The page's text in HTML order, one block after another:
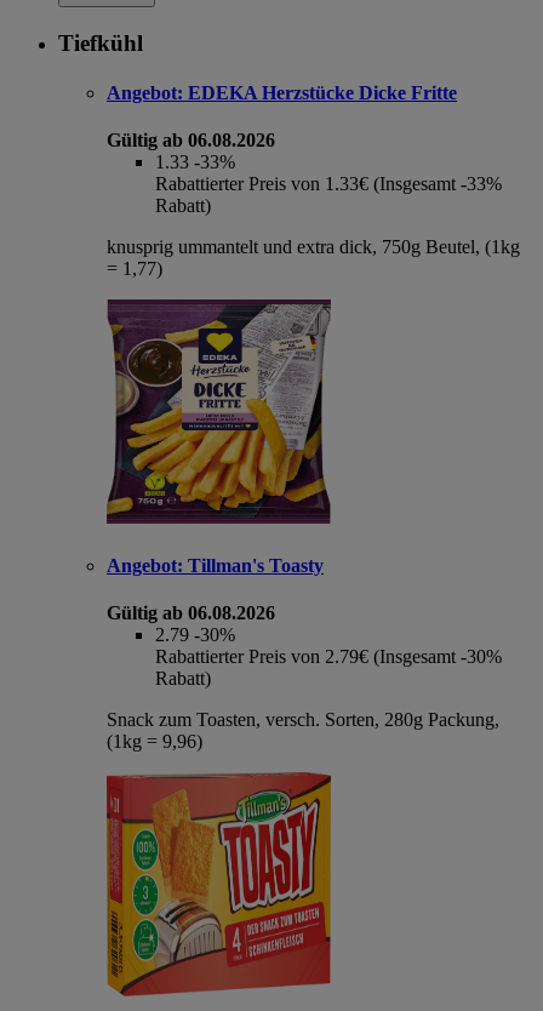
Tiefkühl
Angebot: EDEKA Herzstücke Dicke Fritte
Gültig ab 06.08.2026
1.33 -33%
Rabattierter Preis von 1.33€ (Insgesamt -33%
Rabatt)
knusprig ummantelt und extra dick, 750g Beutel, (1kg
= 1,77)
Angebot: Tillman's Toasty
Gültig ab 06.08.2026
2.79 -30%
Rabattierter Preis von 2.79€ (Insgesamt -30%
Rabatt)
Snack zum Toasten, versch. Sorten, 280g Packung,
(1kg = 9,96)